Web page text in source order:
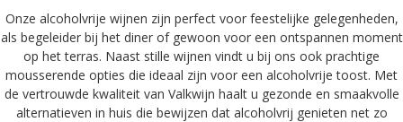
Onze alcoholvrije wijnen zijn perfect voor feestelijke gelegenheden,
als begeleider bij het diner of gewoon voor een ontspannen moment
op het terras. Naast stille wijnen vindt u bij ons ook prachtige
mousserende opties die ideaal zijn voor een alcoholvrije toost. Met
de vertrouwde kwaliteit van Valkwijn haalt u gezonde en smaakvolle
alternatieven in huis die bewijzen dat alcoholvrij genieten net zo